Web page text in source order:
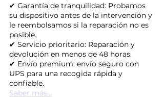
✔ Garantía de tranquilidad: Probamos
su dispositivo antes de la intervención y
le reembolsamos si la reparación no es
posible.
✔ Servicio prioritario: Reparación y
devolución en menos de 48 horas.
✔ Envío premium: envío seguro con
UPS para una recogida rápida y
confiable.
Saber más...